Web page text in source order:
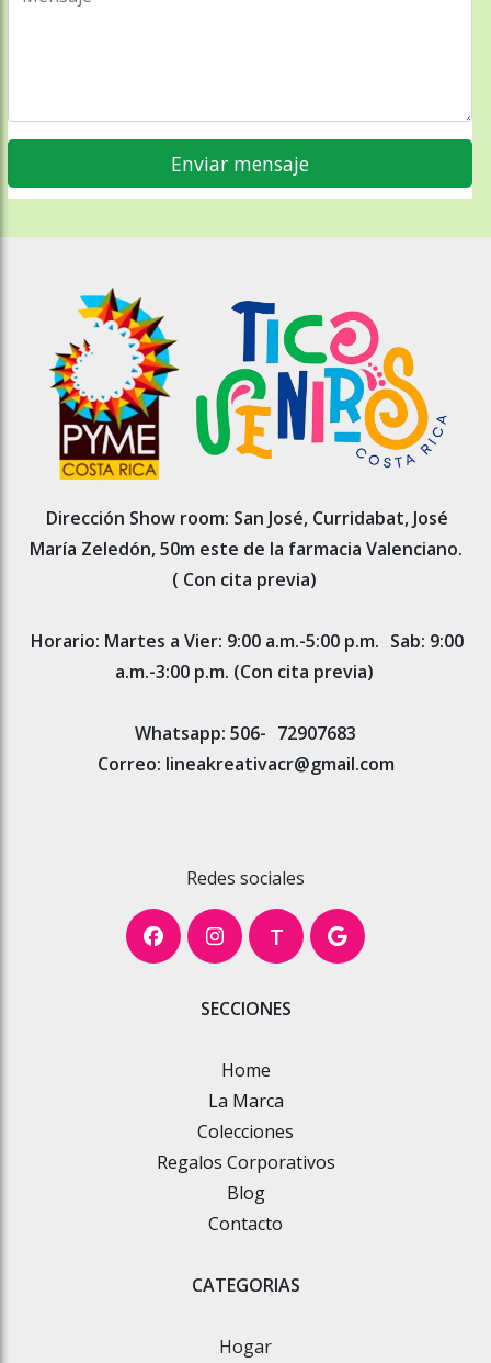
Dirección Show room: San José, Curridabat, José
María Zeledón, 50m este de la farmacia Valenciano.
( Con cita previa)
Horario: Martes a Vier: 9:00 a.m.-5:00 p.m. Sab: 9:00
a.m.-3:00 p.m. (Con cita previa)
Whatsapp: 506- 72907683
Correo: lineakreativacr@gmail.com
Redes sociales
T
SECCIONES
Home
La Marca
Colecciones
Regalos Corporativos
Blog
Contacto
CATEGORIAS
Hogar